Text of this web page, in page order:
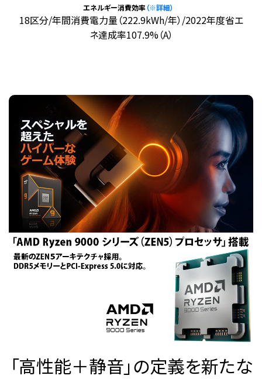
エネルギー消費効率（※詳細）
18区分/年間消費電力量（222.9kWh/年）/2022年度省エ
ネ達成率107.9%（A）
「高性能＋静音」の定義を新たな